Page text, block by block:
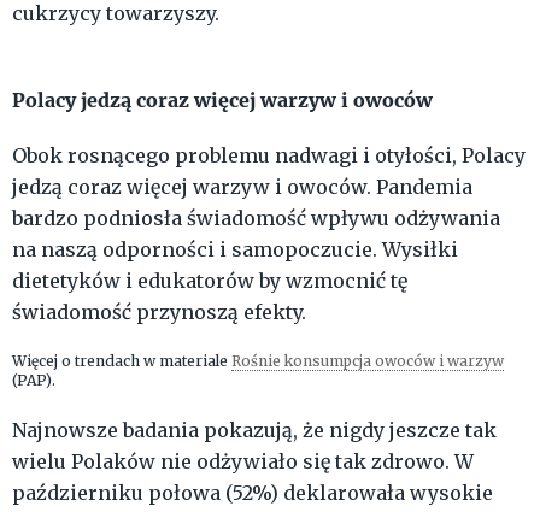
cukrzycy towarzyszy.
Polacy jedzą coraz więcej warzyw i owoców
Obok rosnącego problemu nadwagi i otyłości, Polacy
jedzą coraz więcej warzyw i owoców. Pandemia
bardzo podniosła świadomość wpływu odżywania
na naszą odporności i samopoczucie. Wysiłki
dietetyków i edukatorów by wzmocnić tę
świadomość przynoszą efekty.
Więcej o trendach w materiale Rośnie konsumpcja owoców i warzyw
(PAP).
Najnowsze badania pokazują, że nigdy jeszcze tak
wielu Polaków nie odżywiało się tak zdrowo. W
październiku połowa (52%) deklarowała wysokie